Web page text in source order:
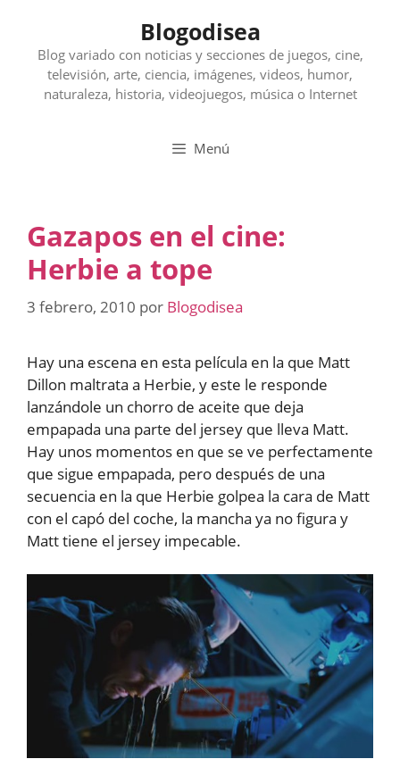
contenido
Blogodisea
Blog variado con noticias y secciones de juegos, cine,
televisión, arte, ciencia, imágenes, videos, humor,
naturaleza, historia, videojuegos, música o Internet
Menú
Gazapos en el cine:
Herbie a tope
3 febrero, 2010 por Blogodisea
Hay una escena en esta película en la que Matt
Dillon maltrata a Herbie, y este le responde
lanzándole un chorro de aceite que deja
empapada una parte del jersey que lleva Matt.
Hay unos momentos en que se ve perfectamente
que sigue empapada, pero después de una
secuencia en la que Herbie golpea la cara de Matt
con el capó del coche, la mancha ya no figura y
Matt tiene el jersey impecable.